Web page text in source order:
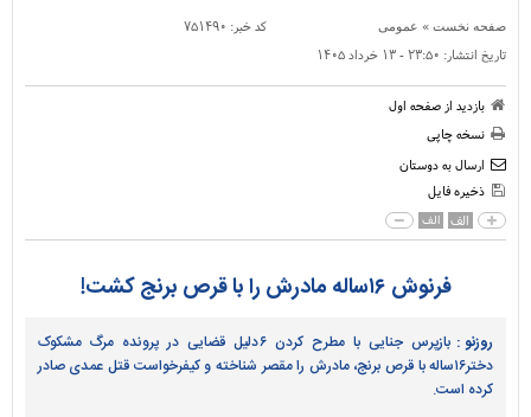
صفحه نخست » عمومی کد خبر: ۷۵۱۴۹۰
تاریخ انتشار: ۲۳:۵۰ - ۱۳ خرداد ۱۴۰۵
بازدید از صفحه اول
نسخه چاپی
ارسال به دوستان
ذخیره فایل
الف الف
فرنوش ۱۶ساله مادرش را با قرص برنج کشت!
روزنو :
بازپرس جنایی با مطرح کردن ۶دلیل قضایی در پرونده مرگ مشکوک
دختر۱۶ساله با قرص برنج، مادرش را مقصر شناخته و کیفرخواست قتل عمدی صادر
کرده است.